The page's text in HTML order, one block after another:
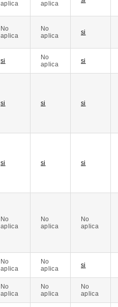
aplica
aplica
No
aplica
No
aplica
si
si
No
aplica
si
si si si
si si si
No
aplica
No
aplica
No
aplica
No
aplica
No
aplica
si
No
aplica
No
aplica
No
aplica